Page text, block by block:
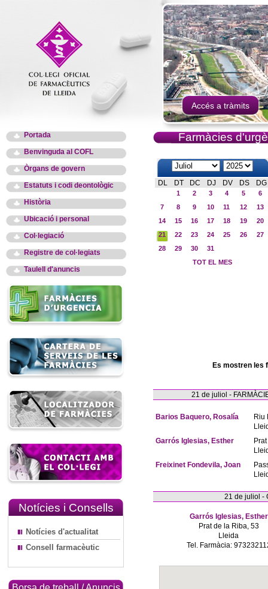
Accés a tràmits
Portada
Benvinguda al COFL
Òrgans de govern
Estatuts i codi deontològic
Història
Ubicació i personal
Col·legiació
Registre de col·legiats
Taulell d'anuncis
Notícies i Consells
Notícies d'actualitat
Consell farmacèutic
Farmàcies
DL DT DC DJ DV DS DG
1 2 3 4 5
6
7
8 9 10 11 12
13
14
15 16 17 18 19
20
21
22 23 24 25 26
27
28
29 30
31
TOT EL MES
Es mostren les
21 de juliol -
Barios Baquero, Rosalía
Riu
Garrós Iglesias, Esther
Freixinet Fondevila, Joan
21 de juliol -
Garrós Iglesias, Esther
Prat de la Riba, 53
Lleida
Tel. Farmàcia: